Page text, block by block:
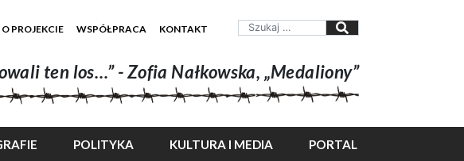
O PROJEKCIE WSPÓŁPRACA KONTAKT
ten los…” - Zofia Nałkowska, „Medaliony”
POLITYKA KULTURA I MEDIA PORTAL